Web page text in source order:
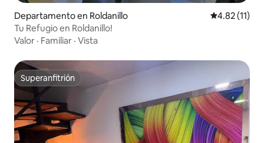
Departamento en Roldanillo Calificación
4.82 (11)
Tu Refugio en Roldanillo!
Valor · Familiar · Vista
Superanfitrión
Superanfitrión